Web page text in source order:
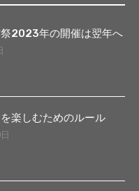
2023年の開催は翌年へ
楽しむためのルール